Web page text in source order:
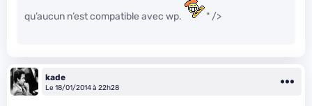
qu’aucun n’est compatible avec wp. " />
kade
Le 18/01/2014 à 22h28